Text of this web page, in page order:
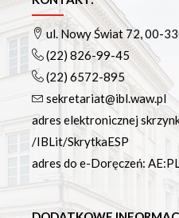
Repozytorium RCIN
Otwarta nauka
Edukacja
Studia podyplomowe
Kursy
Szkolenia
Szkoła Doktorska
Erasmus
Olimpiada Literatury i
ul. Nowy Świat 72, 00-
(22) 826-99-45
(22) 6572-895
sekretariat@ibl.waw.pl
adres elektronicznej
/IBLit/SkrytkaESP
adres do e-Doręczeń: